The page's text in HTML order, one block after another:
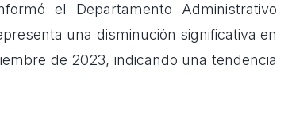
el Departamento Administrativo
una disminución significativa en
de 2023, indicando una tendencia